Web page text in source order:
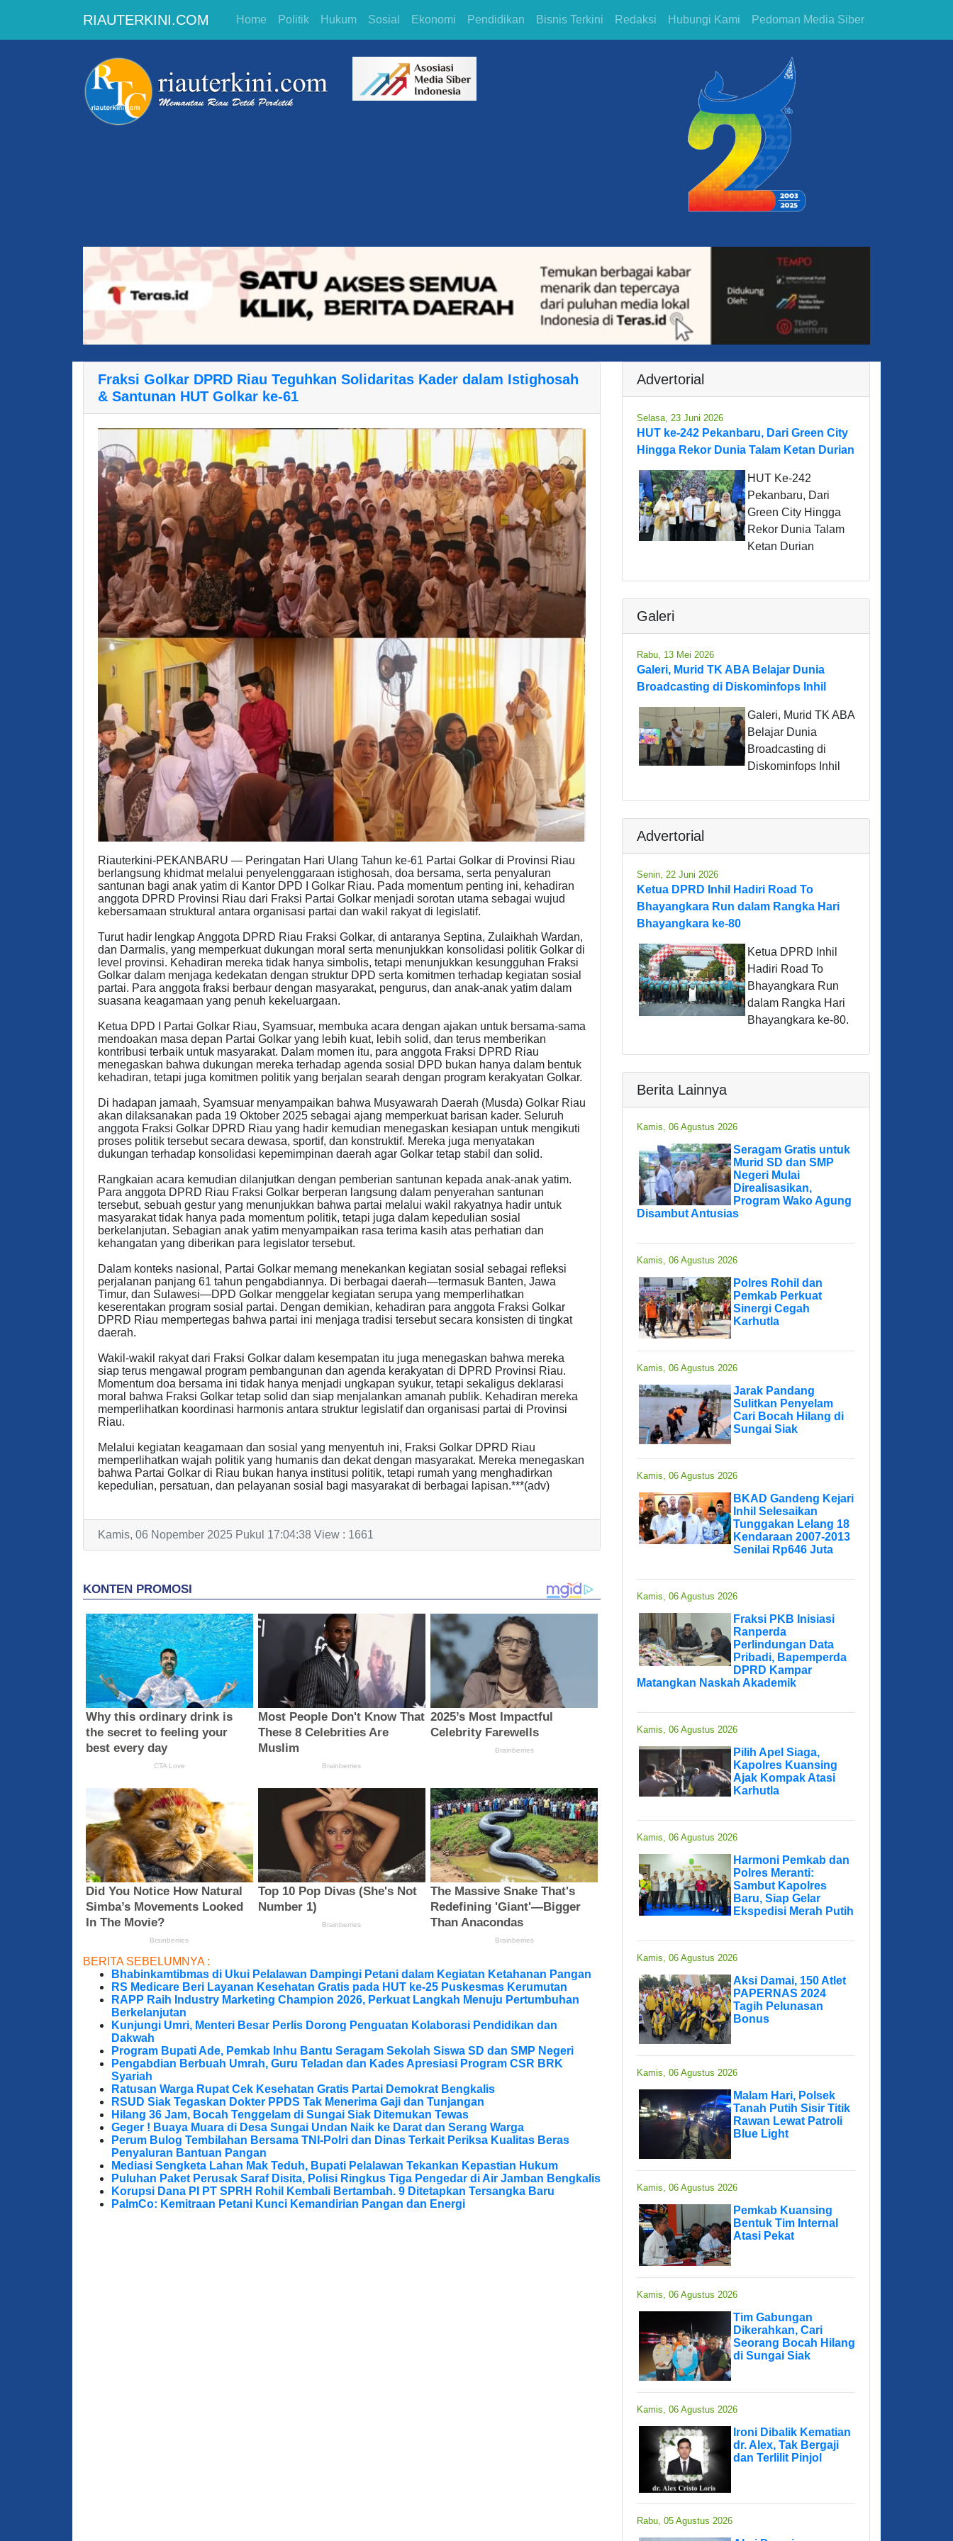
RIAUTERKINI.COM Home Politik Hukum Sosial Ekonomi Pendidikan Bisnis Terkini Redaksi Hubungi Kami Pedoman Media Siber
Fraksi Golkar DPRD Riau Teguhkan Solidaritas Kader dalam Istighosah
& Santunan HUT Golkar ke-61
Riauterkini-PEKANBARU — Peringatan Hari Ulang Tahun ke-61 Partai Golkar di Provinsi Riau
berlangsung khidmat melalui penyelenggaraan istighosah, doa bersama, serta penyaluran
santunan bagi anak yatim di Kantor DPD I Golkar Riau. Pada momentum penting ini, kehadiran
anggota DPRD Provinsi Riau dari Fraksi Partai Golkar menjadi sorotan utama sebagai wujud
kebersamaan struktural antara organisasi partai dan wakil rakyat di legislatif.
Turut hadir lengkap Anggota DPRD Riau Fraksi Golkar, di antaranya Septina, Zulaikhah Wardan,
dan Darmalis, yang memperkuat dukungan moral serta menunjukkan konsolidasi politik Golkar di
level provinsi. Kehadiran mereka tidak hanya simbolis, tetapi menunjukkan kesungguhan Fraksi
Golkar dalam menjaga kedekatan dengan struktur DPD serta komitmen terhadap kegiatan sosial
partai. Para anggota fraksi berbaur dengan masyarakat, pengurus, dan anak-anak yatim dalam
suasana keagamaan yang penuh kekeluargaan.
Ketua DPD I Partai Golkar Riau, Syamsuar, membuka acara dengan ajakan untuk bersama-sama
mendoakan masa depan Partai Golkar yang lebih kuat, lebih solid, dan terus memberikan
kontribusi terbaik untuk masyarakat. Dalam momen itu, para anggota Fraksi DPRD Riau
menegaskan bahwa dukungan mereka terhadap agenda sosial DPD bukan hanya dalam bentuk
kehadiran, tetapi juga komitmen politik yang berjalan searah dengan program kerakyatan Golkar.
Di hadapan jamaah, Syamsuar menyampaikan bahwa Musyawarah Daerah (Musda) Golkar Riau
akan dilaksanakan pada 19 Oktober 2025 sebagai ajang memperkuat barisan kader. Seluruh
anggota Fraksi Golkar DPRD Riau yang hadir kemudian menegaskan kesiapan untuk mengikuti
proses politik tersebut secara dewasa, sportif, dan konstruktif. Mereka juga menyatakan
dukungan terhadap konsolidasi kepemimpinan daerah agar Golkar tetap stabil dan solid.
Rangkaian acara kemudian dilanjutkan dengan pemberian santunan kepada anak-anak yatim.
Para anggota DPRD Riau Fraksi Golkar berperan langsung dalam penyerahan santunan
tersebut, sebuah gestur yang menunjukkan bahwa partai melalui wakil rakyatnya hadir untuk
masyarakat tidak hanya pada momentum politik, tetapi juga dalam kepedulian sosial
berkelanjutan. Sebagian anak yatim menyampaikan rasa terima kasih atas perhatian dan
kehangatan yang diberikan para legislator tersebut.
Dalam konteks nasional, Partai Golkar memang menekankan kegiatan sosial sebagai refleksi
perjalanan panjang 61 tahun pengabdiannya. Di berbagai daerah—termasuk Banten, Jawa
Timur, dan Sulawesi—DPD Golkar menggelar kegiatan serupa yang memperlihatkan
keserentakan program sosial partai. Dengan demikian, kehadiran para anggota Fraksi Golkar
DPRD Riau mempertegas bahwa partai ini menjaga tradisi tersebut secara konsisten di tingkat
daerah.
Wakil-wakil rakyat dari Fraksi Golkar dalam kesempatan itu juga menegaskan bahwa mereka
siap terus mengawal program pembangunan dan agenda kerakyatan di DPRD Provinsi Riau.
Momentum doa bersama ini tidak hanya menjadi ungkapan syukur, tetapi sekaligus deklarasi
moral bahwa Fraksi Golkar tetap solid dan siap menjalankan amanah publik. Kehadiran mereka
memperlihatkan koordinasi harmonis antara struktur legislatif dan organisasi partai di Provinsi
Riau.
Melalui kegiatan keagamaan dan sosial yang menyentuh ini, Fraksi Golkar DPRD Riau
memperlihatkan wajah politik yang humanis dan dekat dengan masyarakat. Mereka menegaskan
bahwa Partai Golkar di Riau bukan hanya institusi politik, tetapi rumah yang menghadirkan
kepedulian, persatuan, dan pelayanan sosial bagi masyarakat di berbagai lapisan.***(adv)
Kamis, 06 Nopember 2025 Pukul 17:04:38 View : 1661
BERITA SEBELUMNYA :
Bhabinkamtibmas di Ukui Pelalawan Dampingi Petani dalam Kegiatan Ketahanan Pangan
RS Medicare Beri Layanan Kesehatan Gratis pada HUT ke-25 Puskesmas Kerumutan
RAPP Raih Industry Marketing Champion 2026, Perkuat Langkah Menuju Pertumbuhan
Berkelanjutan
Kunjungi Umri, Menteri Besar Perlis Dorong Penguatan Kolaborasi Pendidikan dan
Dakwah
Program Bupati Ade, Pemkab Inhu Bantu Seragam Sekolah Siswa SD dan SMP Negeri
Pengabdian Berbuah Umrah, Guru Teladan dan Kades Apresiasi Program CSR BRK
Syariah
Ratusan Warga Rupat Cek Kesehatan Gratis Partai Demokrat Bengkalis
RSUD Siak Tegaskan Dokter PPDS Tak Menerima Gaji dan Tunjangan
Hilang 36 Jam, Bocah Tenggelam di Sungai Siak Ditemukan Tewas
Geger ! Buaya Muara di Desa Sungai Undan Naik ke Darat dan Serang Warga
Perum Bulog Tembilahan Bersama TNI-Polri dan Dinas Terkait Periksa Kualitas Beras
Penyaluran Bantuan Pangan
Mediasi Sengketa Lahan Mak Teduh, Bupati Pelalawan Tekankan Kepastian Hukum
Puluhan Paket Perusak Saraf Disita, Polisi Ringkus Tiga Pengedar di Air Jamban Bengkalis
Korupsi Dana PI PT SPRH Rohil Kembali Bertambah. 9 Ditetapkan Tersangka Baru
PalmCo: Kemitraan Petani Kunci Kemandirian Pangan dan Energi
Advertorial
Selasa, 23 Juni 2026
HUT ke-242 Pekanbaru, Dari Green City
Hingga Rekor Dunia Talam Ketan Durian
HUT Ke-242
Pekanbaru, Dari
Green City Hingga
Rekor Dunia Talam
Ketan Durian
Galeri
Rabu, 13 Mei 2026
Galeri, Murid TK ABA Belajar Dunia
Broadcasting di Diskominfops Inhil
Galeri, Murid TK ABA
Belajar Dunia
Broadcasting di
Diskominfops Inhil
Advertorial
Senin, 22 Juni 2026
Ketua DPRD Inhil Hadiri Road To
Bhayangkara Run dalam Rangka Hari
Bhayangkara ke-80
Ketua DPRD Inhil
Hadiri Road To
Bhayangkara Run
dalam Rangka Hari
Bhayangkara ke-80.
Berita Lainnya
Kamis, 06 Agustus 2026
Seragam Gratis untuk
Murid SD dan SMP
Negeri Mulai
Direalisasikan,
Program Wako Agung
Disambut Antusias
Kamis, 06 Agustus 2026
Polres Rohil dan
Pemkab Perkuat
Sinergi Cegah
Karhutla
Kamis, 06 Agustus 2026
Jarak Pandang
Sulitkan Penyelam
Cari Bocah Hilang di
Sungai Siak
Kamis, 06 Agustus 2026
BKAD Gandeng Kejari
Inhil Selesaikan
Tunggakan Lelang 18
Kendaraan 2007-2013
Senilai Rp646 Juta
Kamis, 06 Agustus 2026
Fraksi PKB Inisiasi
Ranperda
Perlindungan Data
Pribadi, Bapemperda
DPRD Kampar
Matangkan Naskah Akademik
Kamis, 06 Agustus 2026
Pilih Apel Siaga,
Kapolres Kuansing
Ajak Kompak Atasi
Karhutla
Kamis, 06 Agustus 2026
Harmoni Pemkab dan
Polres Meranti:
Sambut Kapolres
Baru, Siap Gelar
Ekspedisi Merah Putih
Kamis, 06 Agustus 2026
Aksi Damai, 150 Atlet
PAPERNAS 2024
Tagih Pelunasan
Bonus
Kamis, 06 Agustus 2026
Malam Hari, Polsek
Tanah Putih Sisir Titik
Rawan Lewat Patroli
Blue Light
Kamis, 06 Agustus 2026
Pemkab Kuansing
Bentuk Tim Internal
Atasi Pekat
Kamis, 06 Agustus 2026
Tim Gabungan
Dikerahkan, Cari
Seorang Bocah Hilang
di Sungai Siak
Kamis, 06 Agustus 2026
Ironi Dibalik Kematian
dr. Alex, Tak Bergaji
dan Terlilit Pinjol
Rabu, 05 Agustus 2026